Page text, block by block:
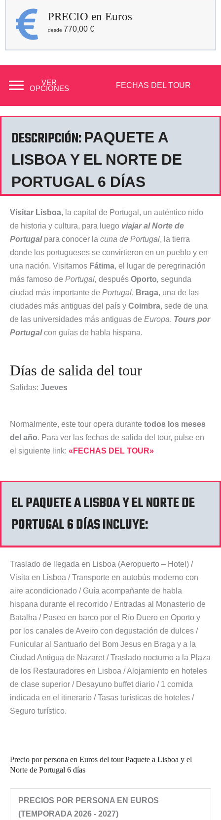
PRECIO en Euros
770,00 €
VER
OPCIONES FECHAS DEL TOUR
DESCRIPCIÓN: PAQUETE A
LISBOA Y EL NORTE DE
PORTUGAL 6 DÍAS
Visitar Lisboa, la capital de Portugal, un auténtico nido
de historia y cultura, para luego viajar al Norte de
Portugal para conocer la cuna de Portugal, la tierra
donde los portugueses se convirtieron en un pueblo y en
una nación. Visitamos Fátima, el lugar de peregrinación
más famoso de Portugal, después Oporto, segunda
ciudad más importante de Portugal, Braga, una de las
ciudades más antiguas del país y Coimbra, sede de una
de las universidades más antiguas de Europa. Tours por
Portugalcon guías de habla hispana.
Días de salida del tour
Salidas: Jueves
Normalmente, este tour opera durante todos los meses
del año. Para ver las fechas de salida del tour, pulse en
el siguiente link: «FECHAS DEL TOUR»
EL PAQUETE A LISBOA Y EL NORTE DE
PORTUGAL 6 DÍAS INCLUYE:
Traslado de llegada en Lisboa (Aeropuerto – Hotel) /
Visita en Lisboa / Transporte en autobús moderno con
aire acondicionado / Guía acompañante de habla
hispana durante el recorrido / Entradas al Monasterio de
Batalha / Paseo en barco por el Río Duero en Oporto y
por los canales de Aveiro con degustación de dulces /
Funicular al Santuario del Bom Jesus en Braga y a la
Ciudad Antigua de Nazaret / Traslado nocturno a la Plaza
de los Restauradores en Lisboa / Alojamiento en hoteles
de clase superior / Desayuno buffet diario / 1 comida
indicada en el itinerario / Tasas turísticas de hoteles /
Seguro turístico.
Precio por persona en Euros del tour Paquete a Lisboa y el
Norte de Portugal 6 días
PRECIOS POR PERSONA EN EUROS
(TEMPORADA 2026 - 2027)